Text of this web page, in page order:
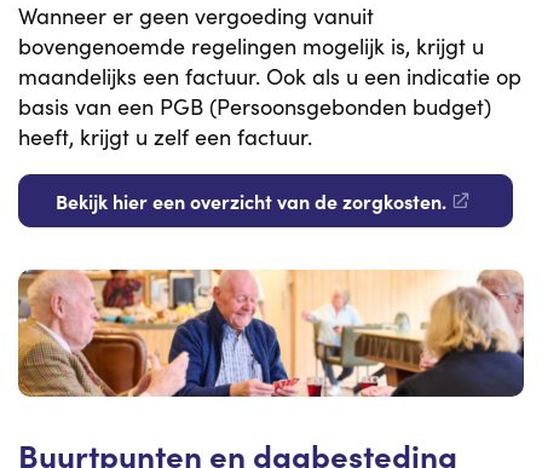
Wanneer er geen vergoeding vanuit
bovengenoemde regelingen mogelijk is, krijgt u
maandelijks een factuur. Ook als u een indicatie op
basis van een PGB (Persoonsgebonden budget)
heeft, krijgt u zelf een factuur.
Bekijk hier een overzicht van de zorgkosten.
Buurtpunten en dagbesteding